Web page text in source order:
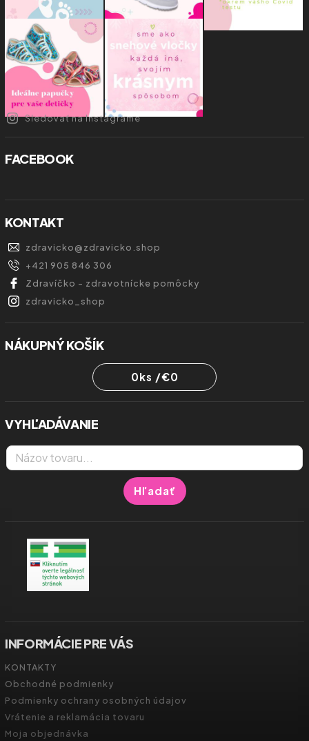
Sledovať na Instagrame
FACEBOOK
KONTAKT
zdravicko@zdravicko.shop
+421 905 846 306
Zdravíčko - zdravotnícke pomôcky
zdravicko_shop
NÁKUPNÝ KOŠÍK
0ks /€0
VYHĽADÁVANIE
Hľadať
INFORMÁCIE PRE VÁS
KONTAKTY
Obchodné podmienky
Podmienky ochrany osobných údajov
Vrátenie a reklamácia tovaru
Moja objednávka